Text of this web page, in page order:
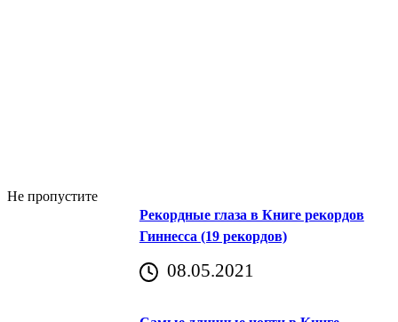
Не пропустите
Рекордные глаза в Книге рекордов
Гиннесса (19 рекордов)
08.05.2021